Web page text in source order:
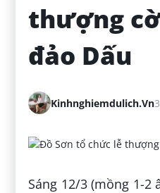
thượng
đảo Dấu
Kinhnghiemdulich.vn
Sáng 12/3 (mồng 1-2